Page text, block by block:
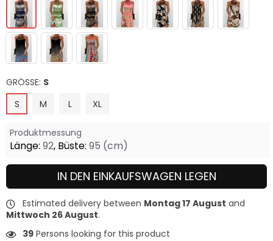
GRÖSSE: S
S
M L XL
Produktmessung
Länge: 92, Büste: 95 (cm)
IN DEN EINKAUFSWAGEN LEGEN
Estimated delivery between Montag 17 August and
Mittwoch 26 August.
39 Persons looking for this product